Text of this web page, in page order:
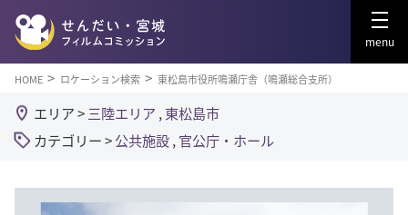
menu
HOME ロケーション検索 東松島市役所鳴瀬庁舎（鳴瀬総合支所）
エリア > 三陸エリア , 東松島市
カテゴリー >公共施設, 官公庁・ホール